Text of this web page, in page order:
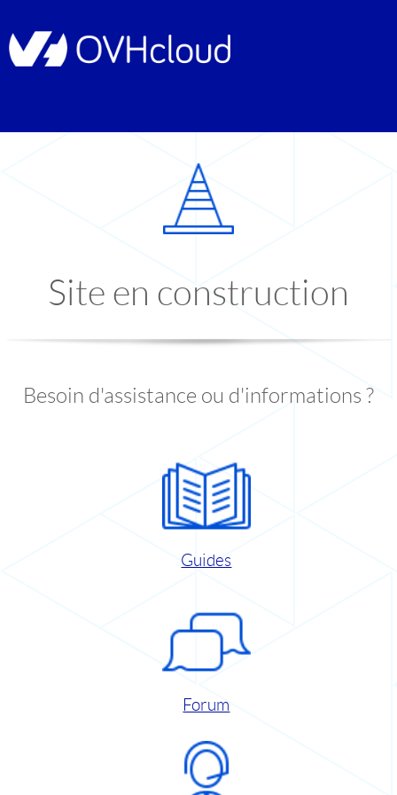
Site en construction
Besoin d'assistance ou d'informations ?
Guides
Forum